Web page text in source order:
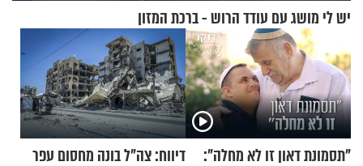
יש לי מושג עם עודד הרוש - ברכת המזון
"תסמונת דאון זו לא מחלה":
דיווח: צה"ל בונה מחסום עפר